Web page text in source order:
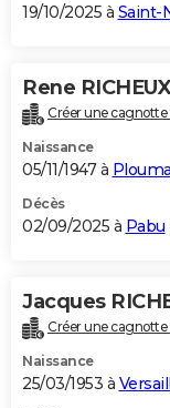
19/10/2025 à Saint-
Rene
Créer une cagnotte
Naissance
05/11/1947 à
Décès
02/09/2025 à Pabu
Jacques
Créer une cagnotte
Naissance
25/03/1953 à